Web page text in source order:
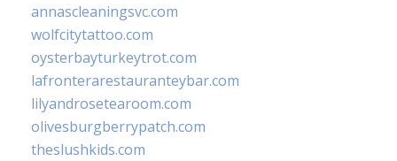
annascleaningsvc.com
wolfcitytattoo.com
oysterbayturkeytrot.com
lafronterarestauranteybar.com
lilyandrosetearoom.com
olivesburgberrypatch.com
theslushkids.com